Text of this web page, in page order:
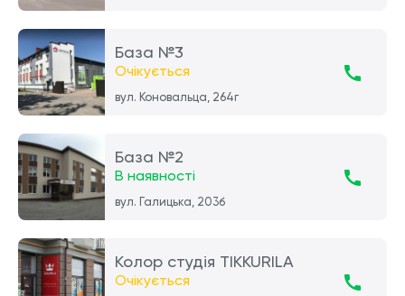
База №3
Очікується
вул. Коновальца, 264г
База №2
В наявності
вул. Галицька, 203б
Колор студія TIKKURILA
Очікується